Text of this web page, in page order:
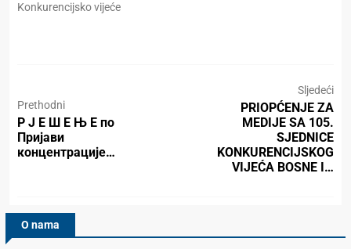
Konkurencijsko vijeće
Prethodni
Р Ј Е Ш Е Њ Е по
Пријави
концентрације…
Sljedeći
PRIOPĆENJE ZA
MEDIJE SA 105.
SJEDNICE
KONKURENCIJSKOG
VIJEĆA BOSNE I…
O nama